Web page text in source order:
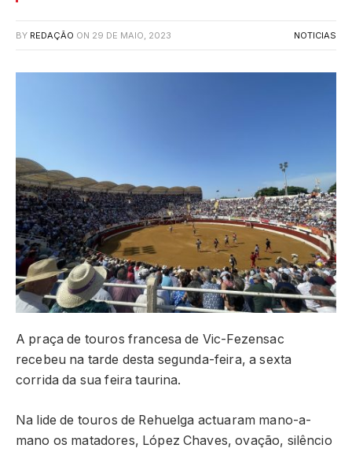
BY REDAÇÃO ON 29 DE MAIO, 2023 NOTICIAS
A praça de touros francesa de Vic-Fezensac
recebeu na tarde desta segunda-feira, a sexta
corrida da sua feira taurina.
Na lide de touros de Rehuelga actuaram mano-a-
mano os matadores, López Chaves, ovação, silêncio